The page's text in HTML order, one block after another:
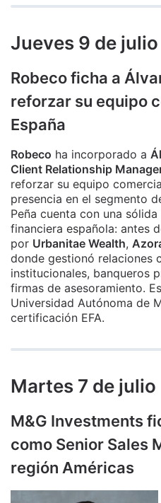
Jueves 9 de julio
Robeco ficha a
reforzar su equipo
España
Robeco ha incorporado a
Client Relationship
reforzar su equipo
presencia en el segmento
Peña cuenta con una
financiera española: antes
por Urbanitae Wealth,
donde gestionó relaciones
institucionales, banqueros
firmas de asesoramiento.
Universidad Autónoma de
certificación EFA.
Martes 7 de julio
M&G Investments
como Senior Sales
región Américas